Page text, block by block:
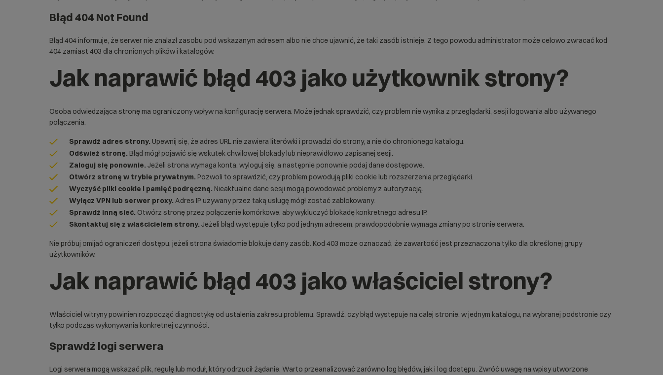
Błąd 404 Not Found
Błąd 404 informuje, że serwer nie znalazł zasobu pod wskazanym adresem albo nie chce ujawnić, że taki zasób istnieje. Z tego powodu administrator może celowo zwracać kod
404 zamiast 403 dla chronionych plików i katalogów.
Jak naprawić błąd 403 jako użytkownik strony?
Osoba odwiedzająca stronę ma ograniczony wpływ na konfigurację serwera. Może jednak sprawdzić, czy problem nie wynika z przeglądarki, sesji logowania albo używanego
połączenia.
Sprawdź adres strony. Upewnij się, że adres URL nie zawiera literówki i prowadzi do strony, a nie do chronionego katalogu.
Odśwież stronę. Błąd mógł pojawić się wskutek chwilowej blokady lub nieprawidłowo zapisanej sesji.
Zaloguj się ponownie. Jeżeli strona wymaga konta, wyloguj się, a następnie ponownie podaj dane dostępowe.
Otwórz stronę w trybie prywatnym. Pozwoli to sprawdzić, czy problem powodują pliki cookie lub rozszerzenia przeglądarki.
Wyczyść pliki cookie i pamięć podręczną. Nieaktualne dane sesji mogą powodować problemy z autoryzacją.
Wyłącz VPN lub serwer proxy. Adres IP używany przez taką usługę mógł zostać zablokowany.
Sprawdź inną sieć. Otwórz stronę przez połączenie komórkowe, aby wykluczyć blokadę konkretnego adresu IP.
Skontaktuj się z właścicielem strony. Jeżeli błąd występuje tylko pod jednym adresem, prawdopodobnie wymaga zmiany po stronie serwera.
Nie próbuj omijać ograniczeń dostępu, jeżeli strona świadomie blokuje dany zasób. Kod 403 może oznaczać, że zawartość jest przeznaczona tylko dla określonej grupy
użytkowników.
Jak naprawić błąd 403 jako właściciel strony?
Właściciel witryny powinien rozpocząć diagnostykę od ustalenia zakresu problemu. Sprawdź, czy błąd występuje na całej stronie, w jednym katalogu, na wybranej podstronie czy
tylko podczas wykonywania konkretnej czynności.
Sprawdź logi serwera
Logi serwera mogą wskazać plik, regułę lub moduł, który odrzucił żądanie. Warto przeanalizować zarówno log błędów, jak i log dostępu. Zwróć uwagę na wpisy utworzone